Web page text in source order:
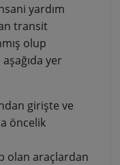
yardım
transit
olup
yer
girişte ve
öncelik
olan araçlardan